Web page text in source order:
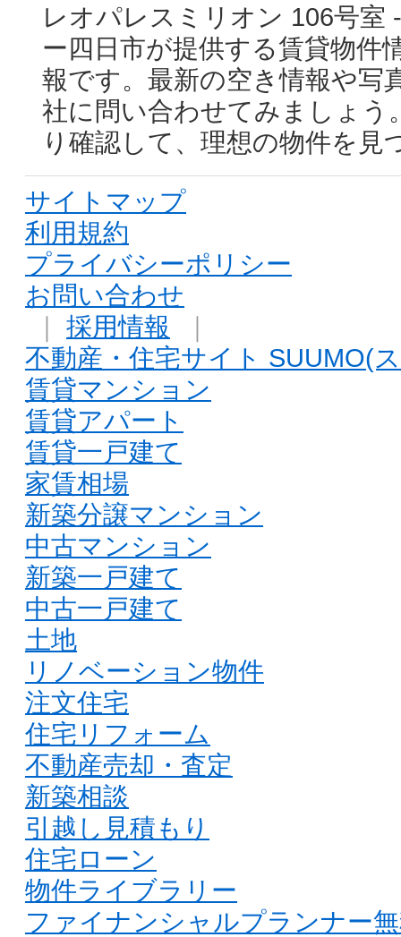
レオパレスミリオン 106号
ー四日市が提供する賃貸物件
報です。最新の空き情報や写
社に問い合わせてみましょう
り確認して、理想の物件を見
サイトマップ
利用規約
プライバシーポリシー
お問い合わせ
｜ 採用情報 ｜
不動産・住宅サイト SUUMO(
賃貸マンション
賃貸アパート
賃貸一戸建て
家賃相場
新築分譲マンション
中古マンション
新築一戸建て
中古一戸建て
土地
リノベーション物件
注文住宅
住宅リフォーム
不動産売却・査定
新築相談
引越し見積もり
住宅ローン
物件ライブラリー
ファイナンシャルプランナー